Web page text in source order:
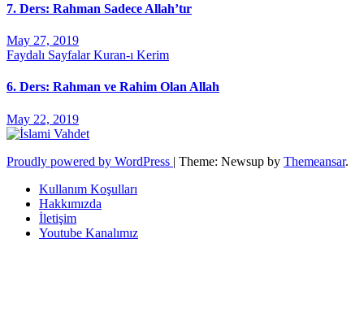
7. Ders: Rahman Sadece Allah’tır
May 27, 2019
Faydalı SayfalarKuran-ı Kerim
6. Ders: Rahman ve Rahim Olan Allah
May 22, 2019
Proudly powered by WordPress | Theme: Newsup by Themeansar.
Kullanım Koşulları
Hakkımızda
İletişim
Youtube Kanalımız